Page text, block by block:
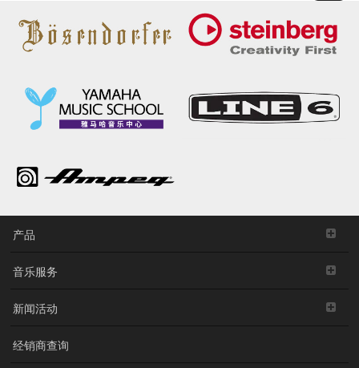
产品
音乐服务
新闻活动
经销商查询